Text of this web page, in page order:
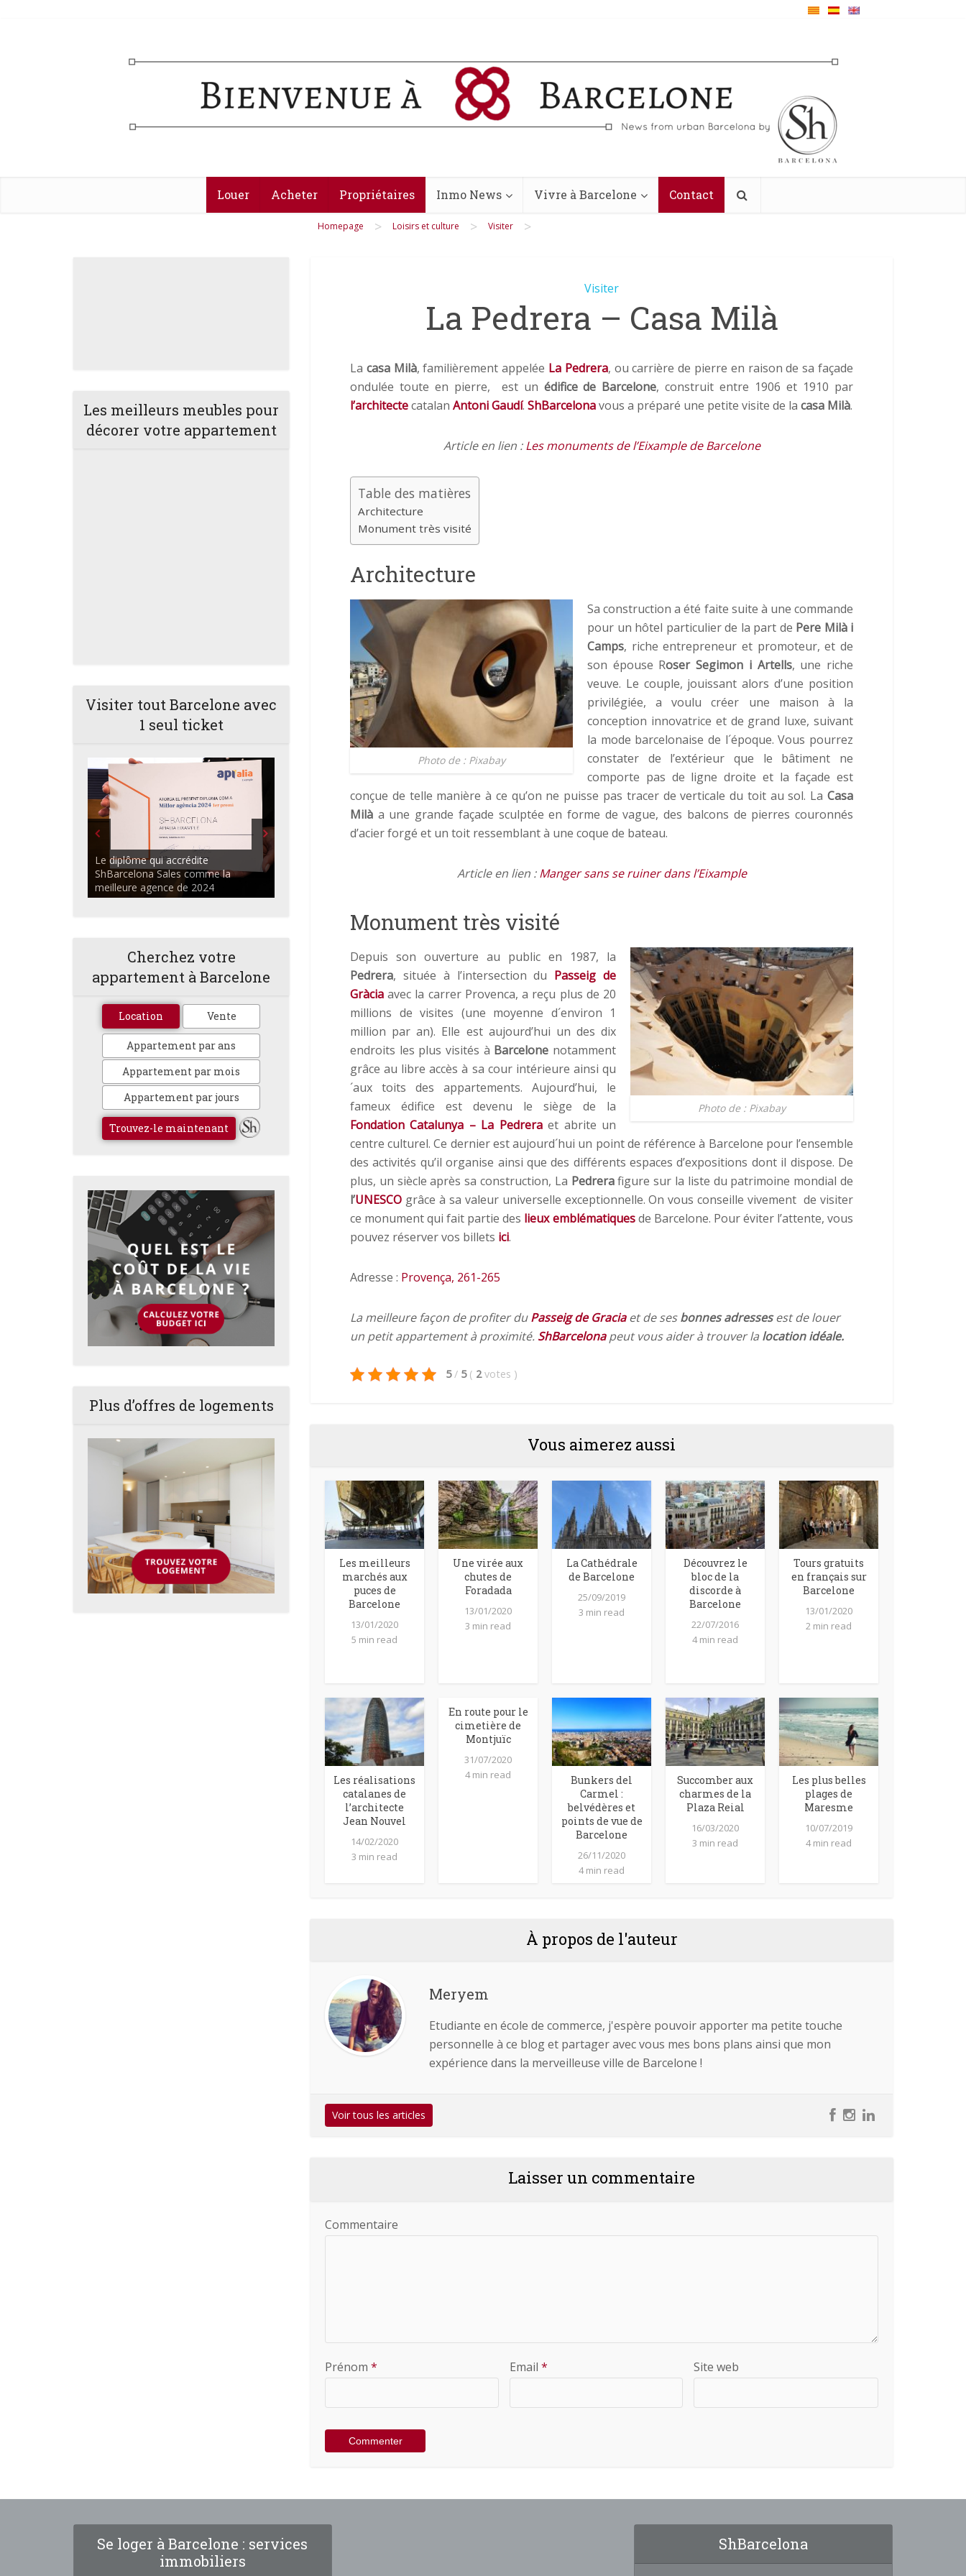
Louer Acheter Propriétaires Inmo News Vivre à Barcelone Contact
Homepage > Loisirs et culture > Visiter >
Les meilleurs meubles pour
décorer votre appartement
Visiter tout Barcelone avec
1 seul ticket
ShBarcelona Agents commerciaux
discutant dans l'auditorium du
Centre Apialia
Cherchez votre
appartement à Barcelone
Location Vente
Appartement par ans
Appartement par mois
Appartement par jours
Trouvez-le maintenant
Plus d’offres de logements
Visiter
La Pedrera – Casa Milà
La casa Milà, familièrement appelée La Pedrera, ou carrière de pierre en raison de sa façade
ondulée toute en pierre, est un édifice de Barcelone, construit entre 1906 et 1910 par
l’architectecatalan Antoni Gaudí. ShBarcelonavous a préparé une petite visite de la casa Milà.
Article en lien :Les monuments de l’Eixample de Barcelone
Table des matières
Architecture
Monument très visité
Architecture
Photo de : Pixabay
Sa construction a été faite suite à une commande
pour un hôtel particulier de la part de Pere Milà i
Camps, riche entrepreneur et promoteur, et de
son épouse Roser Segimon i Artells, une riche
veuve. Le couple, jouissant alors d’une position
privilégiée, a voulu créer une maison à la
conception innovatrice et de grand luxe, suivant
la mode barcelonaise de l´époque. Vous pourrez
constater de l’extérieur que le bâtiment ne
comporte pas de ligne droite et la façade est
conçue de telle manière à ce qu’on ne puisse pas tracer de verticale du toit au sol. La Casa
Milà a une grande façade sculptée en forme de vague, des balcons de pierres couronnés
d’acier forgé et un toit ressemblant à une coque de bateau.
Article en lien :Manger sans se ruiner dans l’Eixample
Monument très visité
Photo de : Pixabay
Depuis son ouverture au public en 1987, la
Pedrera, située à l’intersection du Passeig de
Gràcia avec la carrer Provenca, a reçu plus de 20
millions de visites (une moyenne d´environ 1
million par an). Elle est aujourd’hui un des dix
endroits les plus visités à Barcelone notamment
grâce au libre accès à sa cour intérieure ainsi qu
´aux toits des appartements. Aujourd’hui, le
fameux édifice est devenu le siège de la
Fondation Catalunya – La Pedreraet abrite un
centre culturel. Ce dernier est aujourd´hui un point de référence à Barcelone pour l’ensemble
des activités qu’il organise ainsi que des différents espaces d’expositions dont il dispose. De
plus, un siècle après sa construction, La Pedrerafigure sur la liste du patrimoine mondial de
l’UNESCO grâce à sa valeur universelle exceptionnelle. On vous conseille vivement de visiter
ce monument qui fait partie des lieux emblématiques de Barcelone. Pour éviter l’attente, vous
pouvez réserver vos billets ici.
Adresse : Provença, 261-265
La meilleure façon de profiter duPasseig de Graciaet de sesbonnes adressesest de louer
un petit appartement à proximité. ShBarcelonapeut vous aider à trouver la location idéale.
5 / 5 ( 2 votes )
Vous aimerez aussi
Les meilleurs
marchés aux
puces de
Barcelone
13/01/2020
5 min read
Une virée aux
chutes de
Foradada
13/01/2020
3 min read
La Cathédrale
de Barcelone
25/09/2019
3 min read
Découvrez le
bloc de la
discorde à
Barcelone
22/07/2016
4 min read
Tours gratuits
en français sur
Barcelone
13/01/2020
2 min read
Les réalisations
catalanes de
l’architecte
Jean Nouvel
14/02/2020
3 min read
En route pour le
cimetière de
Montjuïc
31/07/2020
4 min read
Bunkers del
Carmel :
belvédères et
points de vue de
Barcelone
26/11/2020
4 min read
Succomber aux
charmes de la
Plaza Reial
16/03/2020
3 min read
Les plus belles
plages de
Maresme
10/07/2019
4 min read
À propos de l'auteur
Meryem
Etudiante en école de commerce, j'espère pouvoir apporter ma petite touche
personnelle à ce blog et partager avec vous mes bons plans ainsi que mon
expérience dans la merveilleuse ville de Barcelone !
Voir tous les articles
Laisser un commentaire
Commentaire
Prénom * Email * Site web
Se loger à Barcelone : services
immobiliers
ShBarcelona